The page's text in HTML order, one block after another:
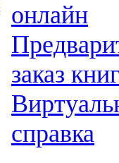
онлайн
заказ
справка